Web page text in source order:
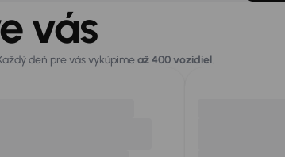
vás
deň pre vás vykúpimeaž 400 vozidiel.